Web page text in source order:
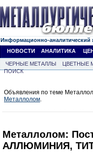
Информационно-аналитический
НОВОСТИ
АНАЛИТИКА
ЧЕРНЫЕ МЕТАЛЛЫ ЦВЕТНЫЕ
ПОИСК
Объявления по теме
Металлолом.
Металлолом:
АЛЛЮМИНИЯ,